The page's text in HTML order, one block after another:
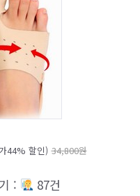
44% 할인) 34,800원
: 87건